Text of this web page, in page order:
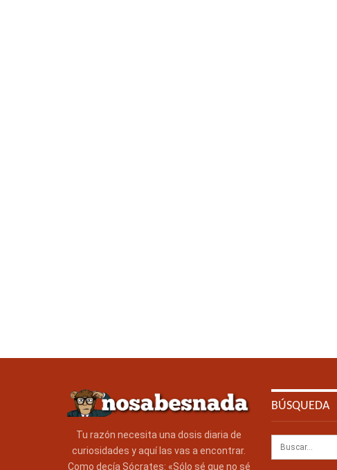
Tu razón necesita una dosis diaria de
curiosidades y aquí las vas a encontrar.
Como decía Sócrates: «Sólo sé que no sé
BÚSQUEDA